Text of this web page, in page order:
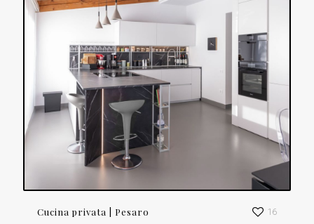
Cucina privata | Pesaro 16